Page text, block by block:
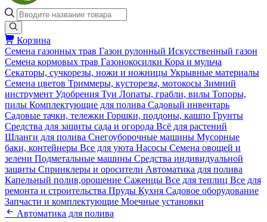
Корзина
Семена газонных трав Газон рулонный Искусственный газон
Семена кормовых трав Газонокосилки Кора и мульча
Секаторы, сучкорезы, ножи и ножницы Укрывные материалы
Семена цветов Триммеры, кусторезы, мотокосы Зимний
инструмент Удобрения Туи Лопаты, грабли, вилы Топоры,
пилы Комплектующие для полива Садовый инвентарь
Садовые тачки, тележки Горшки, поддоны, кашпо Грунты
Средства для защиты сада и огорода Всё для растений
Шланги для полива Снегоуборочные машины Мусорные
баки, контейнеры Все для уюта Насосы Семена овощей и
зелени Подметальные машины Средства индивидуальной
защиты Спринклеры и оросители Автоматика для полива
Капельный полив,орошение Саженцы Все для теплиц Все для
ремонта и строительства Пруды Кухня Садовое оборудование
Запчасти и комплектующие Моечные установки
Автоматика для полива